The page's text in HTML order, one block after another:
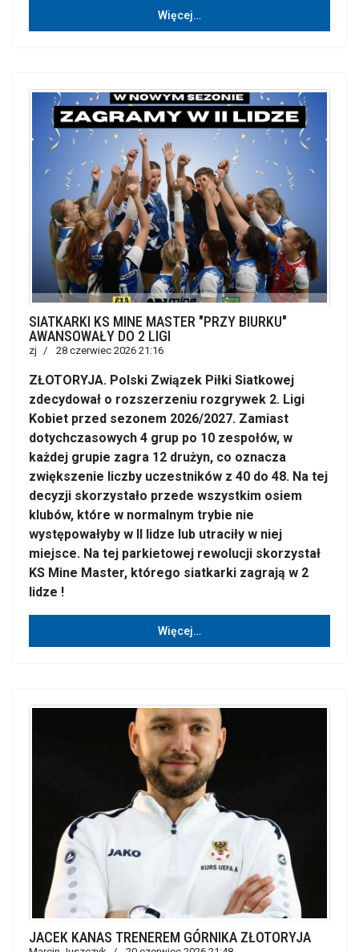
Więcej…
SIATKARKI KS MINE MASTER "PRZY BIURKU"
AWANSOWAŁY DO 2 LIGI
zj 28 czerwiec 2026 21:16
ZŁOTORYJA. Polski Związek Piłki Siatkowej
zdecydował o rozszerzeniu rozgrywek 2. Ligi
Kobiet przed sezonem 2026/2027. Zamiast
dotychczasowych 4 grup po 10 zespołów, w
każdej grupie zagra 12 drużyn, co oznacza
zwiększenie liczby uczestników z 40 do 48. Na tej
decyzji skorzystało przede wszystkim osiem
klubów, które w normalnym trybie nie
występowałyby w II lidze lub utraciły w niej
miejsce. Na tej parkietowej rewolucji skorzystał
KS Mine Master, którego siatkarki zagrają w 2
lidze !
Więcej…
JACEK KANAS TRENEREM GÓRNIKA ZŁOTORYJA